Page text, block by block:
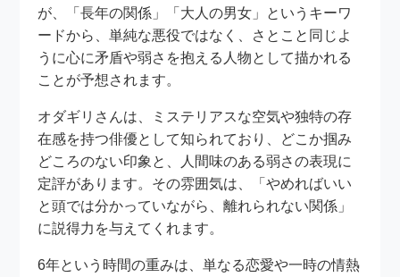
が、「長年の関係」「大人の男女」というキーワ
ードから、単純な悪役ではなく、さとこと同じよ
うに心に矛盾や弱さを抱える人物として描かれる
ことが予想されます。
オダギリさんは、ミステリアスな空気や独特の存
在感を持つ俳優として知られており、どこか掴み
どころのない印象と、人間味のある弱さの表現に
定評があります。その雰囲気は、「やめればいい
と頭では分かっていながら、離れられない関係」
に説得力を与えてくれます。
6年という時間の重みは、単なる恋愛や一時の情熱